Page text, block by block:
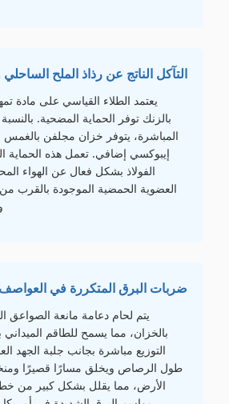
التآكل الناتج عن رذاذ الملح
يعتمد الطلاء القياسي على مادة
بالزنك توفر الحماية المضحية.
المباشرة، يتوفر خزان مجلفن
إيبوكسي إضافي. تعمل هذه الحماية
الفولاذ بشكل فعال عن الهواء
العضوية الحمضية الموجودة بالقرب
ضربات البرق المتكررة في العواصف
يتم لحام دعامة مانعة الصواعق
بالخزان، مما يسمح للطاقم
التوزيع مباشرة بجانب جلبة الجهد
طول الرصاص ويخلق مسارًا قصيرًا
الأرض، مما يقلل بشكل كبير من